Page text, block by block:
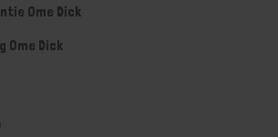
Ome Dick
Dick